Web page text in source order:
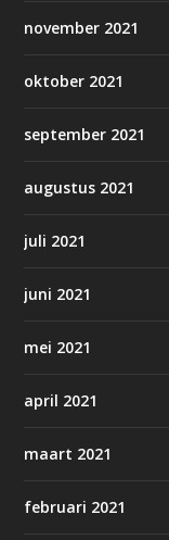
november 2021
oktober 2021
september 2021
augustus 2021
juli 2021
juni 2021
mei 2021
april 2021
maart 2021
februari 2021